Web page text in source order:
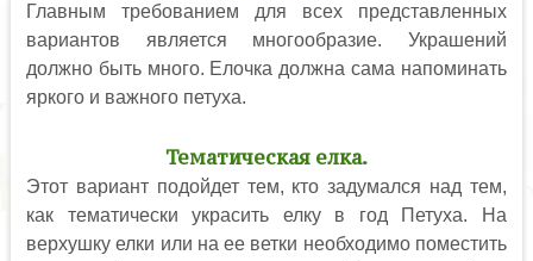
Главным требованием для всех представленных
вариантов является многообразие. Украшений
должно быть много. Елочка должна сама напоминать
яркого и важного петуха.
Тематическая елка.
Этот вариант подойдет тем, кто задумался над тем,
как тематически украсить елку в год Петуха. На
верхушку елки или на ее ветки необходимо поместить